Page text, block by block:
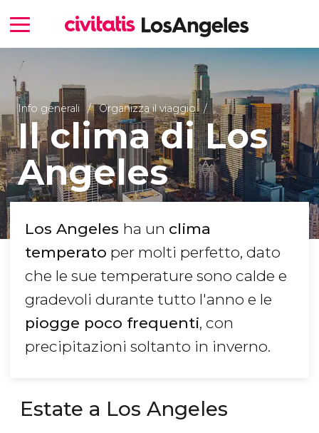
Info generali Organizza il viaggio
Il clima di Los
Angeles
Los Angeles ha un clima
temperato per molti perfetto, dato
che le sue temperature sono calde e
gradevoli durante tutto l'anno e le
piogge poco frequenti, con
precipitazioni soltanto in inverno.
Estate a Los Angeles